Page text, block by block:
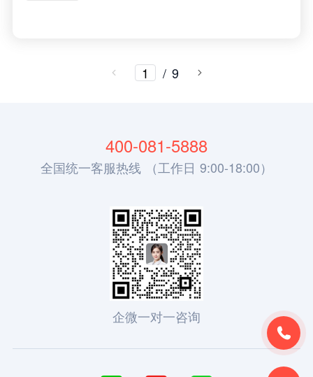
/ 9

400-081-5888
全国统一客服热线 （工作日 9:00-18:00）
企微一对一咨询